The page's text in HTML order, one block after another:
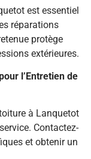
est essentiel
réparations
protège
extérieures.
l’Entretien de
à Lanquetot
Contactez-
et obtenir un